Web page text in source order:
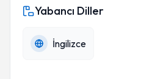
Yabancı Diller
İngilizce